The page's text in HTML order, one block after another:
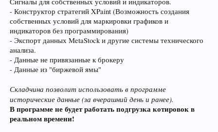
- Конструктор стратегий XPaint (Возможность создания
собственных условий для маркировки графиков и
индикаторов без программирования)
- Экспорт данных MetaStock и другие системы технического
анализа.
- Данные не привязанные к брокеру
- Данные из "биржевой ямы"
Складчина позволит использовать в программе
исторические данные (за вчерашний день и ранее).
В программе не будет работать подгрузка котировок в
реальном времени!